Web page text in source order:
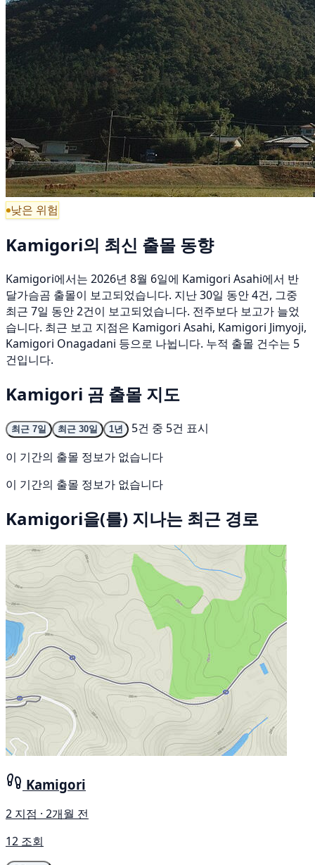
낮은 위험
Kamigori의 최신 출몰 동향
Kamigori에서는 2026년 8월 6일에 Kamigori Asahi에서 반
달가슴곰 출몰이 보고되었습니다. 지난 30일 동안 4건, 그중
최근 7일 동안 2건이 보고되었습니다. 전주보다 보고가 늘었
습니다. 최근 보고 지점은 Kamigori Asahi, Kamigori Jimyoji,
Kamigori Onagadani 등으로 나뉩니다. 누적 출몰 건수는 5
건입니다.
Kamigori 곰 출몰 지도
최근 7일 최근 30일 1년
5건 중 5건 표시
이 기간의 출몰 정보가 없습니다
이 기간의 출몰 정보가 없습니다
Kamigori을(를) 지나는 최근 경로
Kamigori
2 지점 · 2개월 전
12 조회